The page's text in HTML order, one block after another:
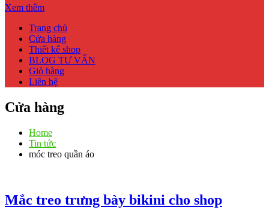
Xem thêm
Trang chủ
Cửa hàng
Thiết kế shop
BLOG TƯ VẤN
Giỏ hàng
Liên hệ
Cửa hàng
Home
Tin tức
móc treo quần áo
Mắc treo trưng bày bikini cho shop